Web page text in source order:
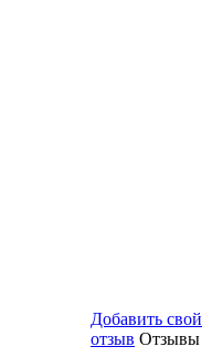
Добавить свой
отзыв Отзывы